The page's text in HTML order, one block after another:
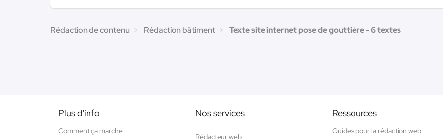
Rédaction de contenu Rédaction bâtiment Texte site internet pose de gouttière - 6 textes
Plus d'info
Comment ça marche
Nos services
Rédacteur web
Ressources
Guides pour la rédaction web